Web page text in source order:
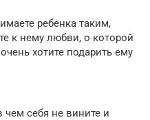
ребенка таким,
к нему любви, о которой
хотите подарить ему
себя не вините и